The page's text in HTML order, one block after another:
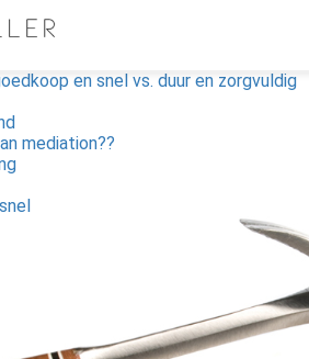
en snel vs. duur en zorgvuldig
mediation??